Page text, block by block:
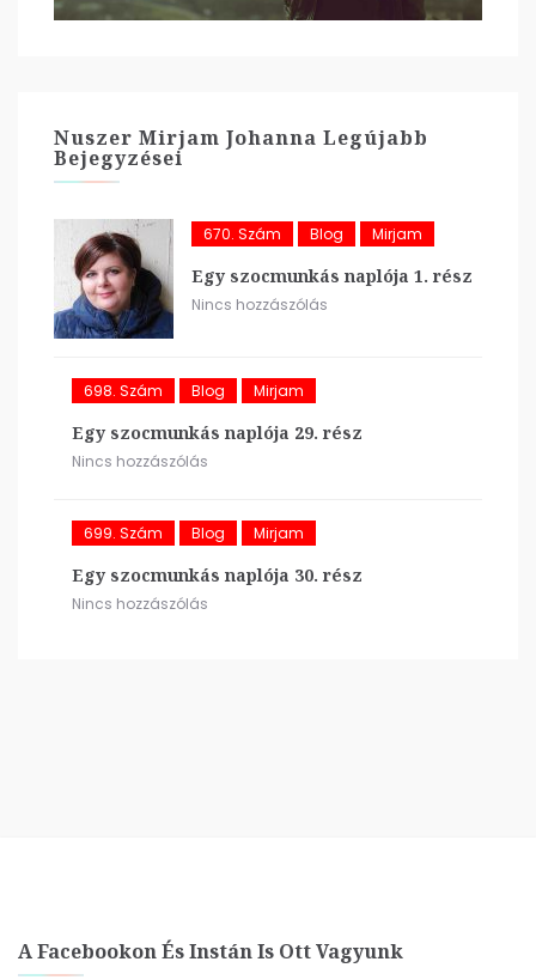
Nuszer Mirjam Johanna Legújabb
Bejegyzései
670. Szám Blog Mirjam
Egy szocmunkás naplója 1. rész
Nincs hozzászólás
698. Szám Blog Mirjam
Egy szocmunkás naplója 29. rész
Nincs hozzászólás
699. Szám Blog Mirjam
Egy szocmunkás naplója 30. rész
Nincs hozzászólás
A Facebookon És Instán Is Ott Vagyunk